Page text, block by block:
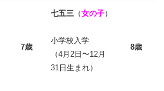
7歳
七五三 （女の子）
小学校入学
（4月2日〜12月
31日生まれ）
8歳